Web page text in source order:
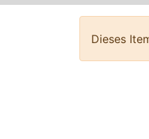
Dieses